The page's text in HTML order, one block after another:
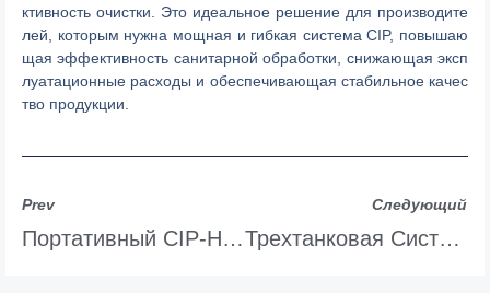
ктивность очистки. Это идеальное решение для производите
лей, которым нужна мощная и гибкая система CIP, повышаю
щая эффективность санитарной обработки, снижающая эксп
луатационные расходы и обеспечивающая стабильное качес
тво продукции.
Prev
Портативный CIP-Насос TIANTAI
Следующий
Трехтанковая Система Безразборной Мойки TIANTAI 500 Л